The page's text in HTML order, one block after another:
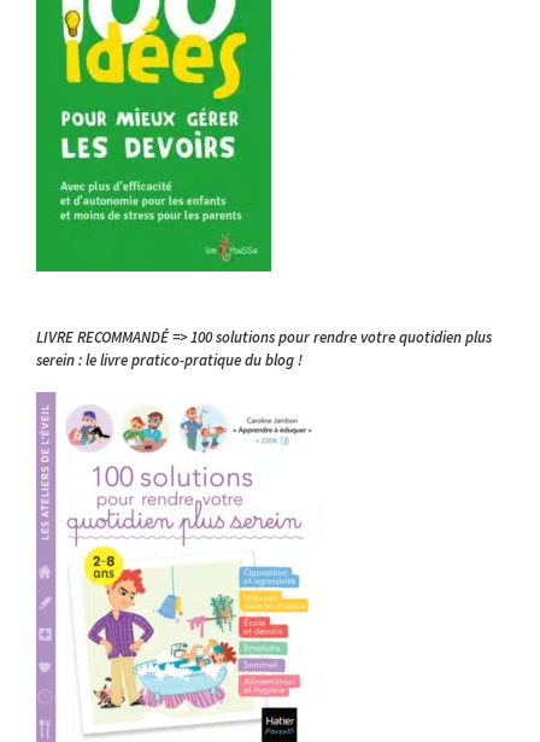
LIVRE RECOMMANDÉ => 100 solutions pour rendre votre quotidien plus
serein : le livre pratico-pratique du blog !